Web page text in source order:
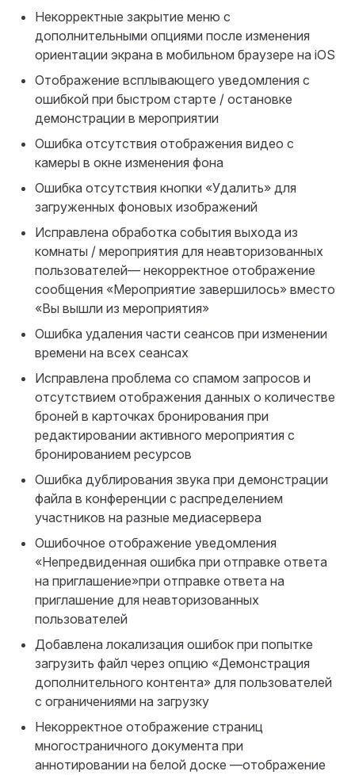
Некорректные закрытие меню с
дополнительными опциями после изменения
ориентации экрана в мобильном браузере на iOS
Отображение всплывающего уведомления с
ошибкой при быстром старте / остановке
демонстрации в мероприятии
Ошибка отсутствия отображения видео с
камеры в окне изменения фона
Ошибка отсутствия кнопки «Удалить» для
загруженных фоновых изображений
Исправлена обработка события выхода из
комнаты / мероприятия для неавторизованных
пользователей— некорректное отображение
сообщения «Мероприятие завершилось» вместо
«Вы вышли из мероприятия»
Ошибка удаления части сеансов при изменении
времени на всех сеансах
Исправлена проблема со спамом запросов и
отсутствием отображения данных о количестве
броней в карточках бронирования при
редактировании активного мероприятия с
бронированием ресурсов
Ошибка дублирования звука при демонстрации
файла в конференции с распределением
участников на разные медиасервера
Ошибочное отображение уведомления
«Непредвиденная ошибка при отправке ответа
на приглашение»при отправке ответа на
приглашение для неавторизованных
пользователей
Добавлена локализация ошибок при попытке
загрузить файл через опцию «Демонстрация
дополнительного контента» для пользователей
с ограничениями на загрузку
Некорректное отображение страниц
многостраничного документа при
аннотировании на белой доске —отображение